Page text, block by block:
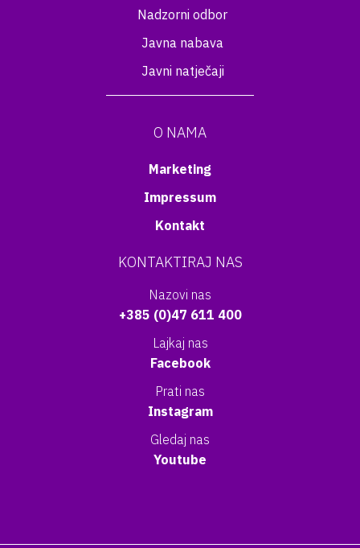
Nadzorni odbor
Javna nabava
Javni natječaji
O NAMA
Marketing
Impressum
Kontakt
KONTAKTIRAJ NAS
Nazovi nas
+385 (0)47 611 400
Lajkaj nas
Facebook
Prati nas
Instagram
Gledaj nas
Youtube